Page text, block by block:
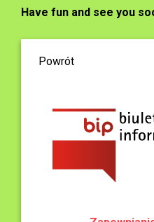
Have fun and see you
Powrót